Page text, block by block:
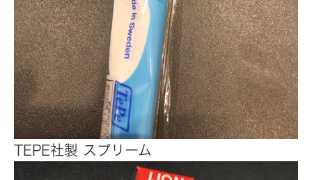
TEPE社製 スプリーム